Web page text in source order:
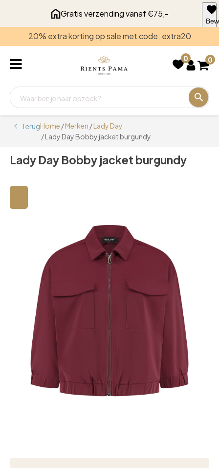
Gratis verzending vanaf €75,-
20% extra korting op sale met code: extra20
0 0
TerugHome /Merken /Lady Day
/ Lady Day Bobby jacket burgundy
Lady Day Bobby jacket burgundy
voor